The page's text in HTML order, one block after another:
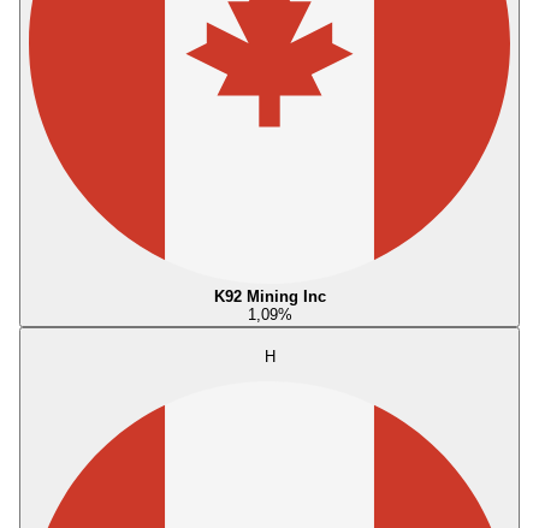
K92 Mining Inc
1,09%
H